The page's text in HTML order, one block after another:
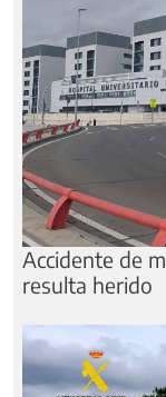
Accidente de
resulta herido